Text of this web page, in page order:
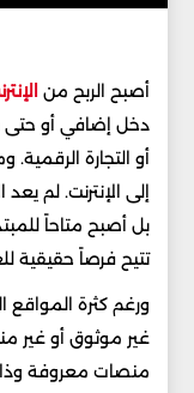
أصبح الربح من
دخل إضافي أو حتى
أو التجارة
إلى الإنترنت. لم
بل أصبح متاحاً
تتيح فرصاً حقيقية
ورغم كثرة المواقع
غير موثوق أو غير
منصات معروفة